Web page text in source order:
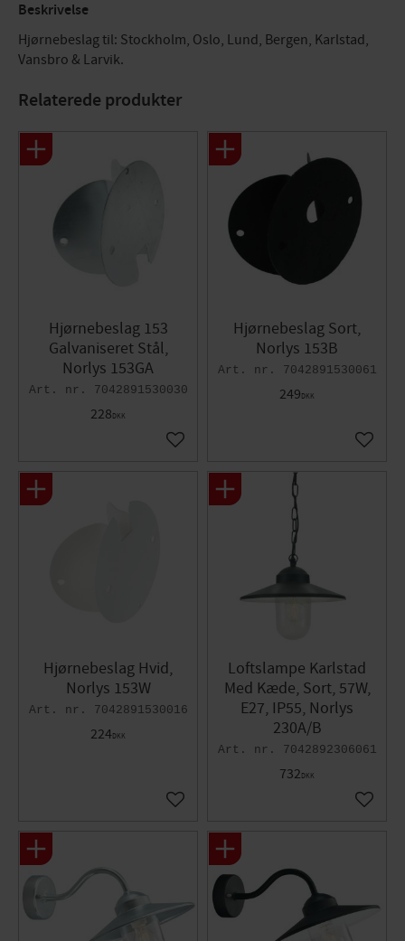
Beskrivelse
Hjørnebeslag til: Stockholm, Oslo, Lund, Bergen, Karlstad,
Vansbro & Larvik.
Relaterede produkter
Hjørnebeslag 153
Galvaniseret Stål,
Norlys 153GA
7042891530030
228DKK
Gem som favorit
Hjørnebeslag Sort,
Norlys 153B
7042891530061
249DKK
Gem
Hjørnebeslag Hvid,
Norlys 153W
7042891530016
224DKK
Gem som favorit
Loftslampe Karlstad
Med Kæde, Sort, 57W,
E27, IP55, Norlys
230A/B
7042892306061
732DKK
Gem